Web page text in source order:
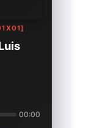
00:00